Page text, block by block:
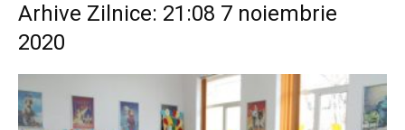
Arhive Zilnice: 21:08 7 noiembrie
2020